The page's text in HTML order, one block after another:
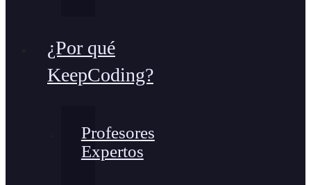
¿Por qué
KeepCoding?
Profesores
Expertos